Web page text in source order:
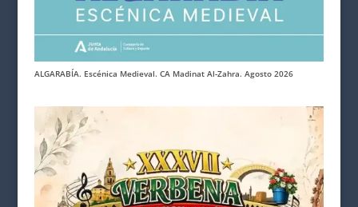
ALGARABÍA. Escénica Medieval. CA Madinat Al-Zahra. Agosto 2026